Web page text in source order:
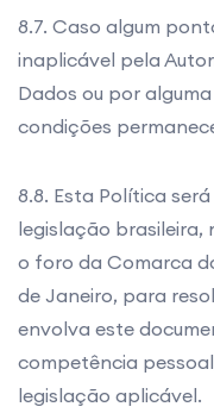
8.7. Caso algum
inaplicável pela
Dados ou por
condições
8.8. Esta Política
legislação brasileira,
o foro da Comarca
de Janeiro, para
envolva este
competência
legislação aplicável.